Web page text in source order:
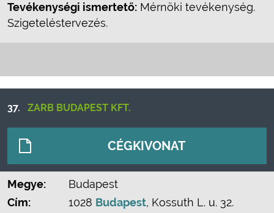
Tevékenységi ismertető: Mérnöki tevékenység.
Szigeteléstervezés.
37. ZARB BUDAPEST KFT.
CÉGKIVONAT
Megye:
Budapest
Cím:
1028 Budapest, Kossuth L. u. 32.